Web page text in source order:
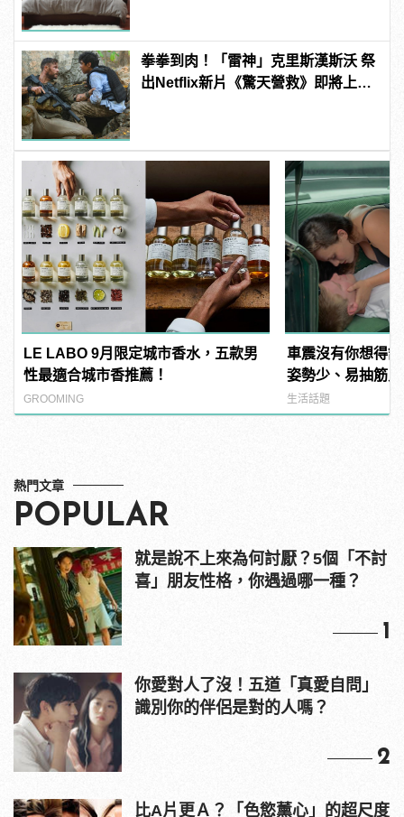
拳拳到肉！「雷神」克里斯漢斯沃 祭
出Netflix新片《驚天營救》即將上
LE LABO 9月限定城市香水，五款男
性最適合城市香推薦！
GROOMING
車震沒有你想得
姿勢少、易抽筋
生活話題
熱門文章
POPULAR
就是說不上來為何討厭？5個「不討
喜」朋友性格，你遇過哪一種？
1
你愛對人了沒！五道「真愛自問」
識別你的伴侶是對的人嗎？
2
比A片更Ａ？「色慾薰心」的超尺度